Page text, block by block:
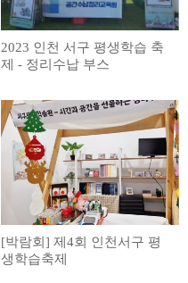
2023 인천 서구 평생학습 축
제 - 정리수납 부스
[박람회] 제4회 인천서구 평
생학습축제